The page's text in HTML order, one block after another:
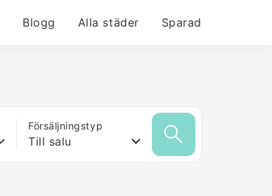
Blogg Alla städer Sparad
Försäljningstyp
Till salu